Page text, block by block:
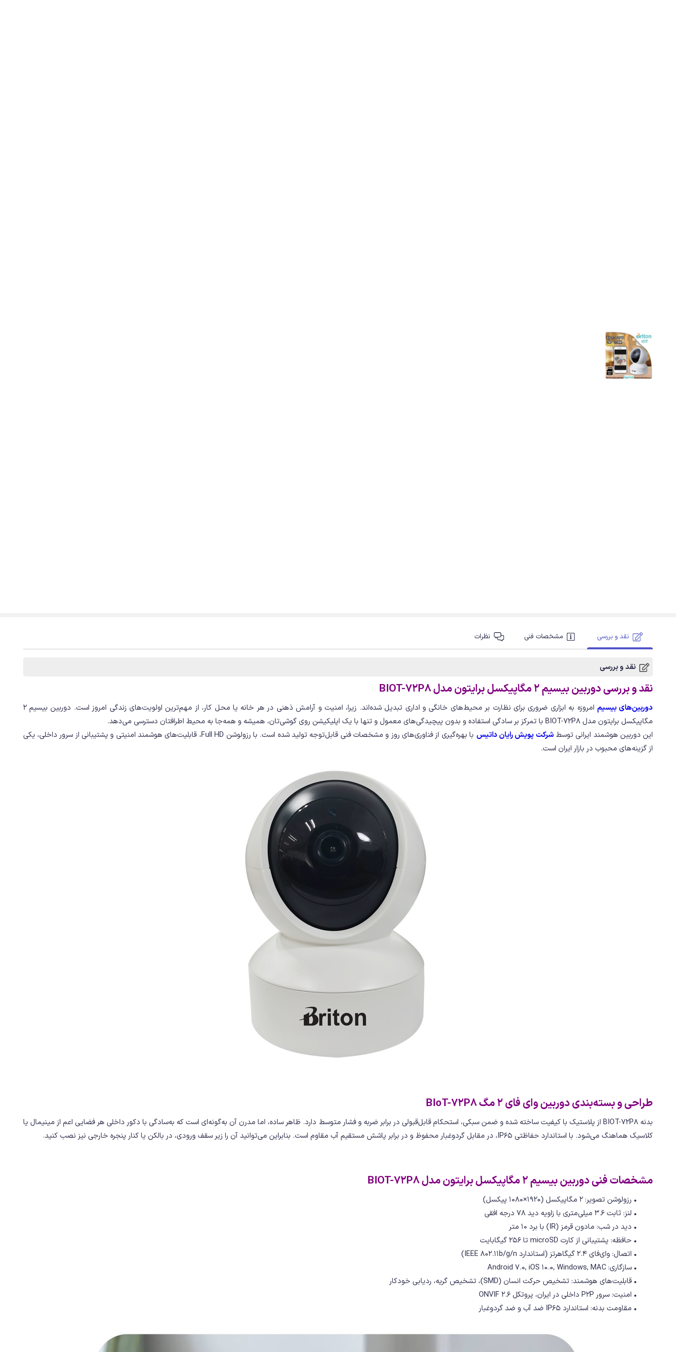
نقد و بررسی مشخصات فنی نظرات
نقد و بررسی
نقد و بررسی دوربین بیسیم 2 مگاپیکسل برایتون مدل BIOT-72P8
دوربین‌های بیسیم
امروزه به ابزاری ضروری برای نظارت بر محیط‌های خانگی و اداری تبدیل شده‌اند. زیرا، امنیت و آرامش ذهنی در هر خانه یا محل کار، از مهم‌ترین اولویت‌های زندگی امروز است. دوربین بیسیم 2
مگاپیکسل برایتون مدل BIOT-72P8 با تمرکز بر سادگی استفاده و بدون پیچیدگی‌های معمول و تنها با یک اپلیکیشن روی گوشی‌تان، همیشه و همه‌جا به محیط اطرافتان دسترسی می‌دهد.
این دوربین هوشمند ایرانی توسطشرکت پویش رایان داتیس
با بهره‌گیری از فناوری‌های روز و مشخصات فنی قابل‌توجه تولید شده است. با رزولوشن Full HD، قابلیت‌های هوشمند امنیتی و پشتیبانی از سرور داخلی، یکی
از گزینه‌های محبوب در بازار ایران است.
طراحی و بسته‌بندی دوربین وای فای 2 مگ BIoT-72P8
بدنه BIOT-72P8 از پلاستیک با کیفیت ساخته شده و ضمن سبکی، استحکام قابل‌قبولی در برابر ضربه و فشار متوسط دارد. ظاهر ساده، اما مدرن آن به‌گونه‌ای است که به‌سادگی با دکور داخلی هر فضایی اعم از مینیمال یا
کلاسیک هماهنگ می‌شود. با استاندارد حفاظتی IP65، در مقابل گردوغبار محفوظ و در برابر پاشش مستقیم آب مقاوم است. بنابراین می‌توانید آن را زیر سقف ورودی، در بالکن یا کنار پنجره خارجی نیز نصب کنید.
مشخصات فنی دوربین بیسیم 2 مگاپیکسل برایتون مدل BIOT-72P8
• رزولوشن تصویر: 2 مگاپیکسل (1920×1080 پیکسل)
• لنز: ثابت 3.6 میلی‌متری با زاویه دید 78 درجه افقی
• دید در شب: مادون قرمز (IR) با برد 10 متر
• حافظه: پشتیبانی از کارت microSD تا 256 گیگابایت
• اتصال: وای‌فای 2.4 گیگاهرتز (استاندارد IEEE 802.11b/g/n)
• سازگاری: Android 7.0, iOS 10.0, Windows, MAC
• قابلیت‌های هوشمند: تشخیص حرکت انسان (SMD)، تشخیص گریه، ردیابی خودکار
• امنیت: سرور P2P داخلی در ایران، پروتکل ONVIF 2.6
• مقاومت بدنه: استاندارد IP65 ضد آب و ضد گردوغبار